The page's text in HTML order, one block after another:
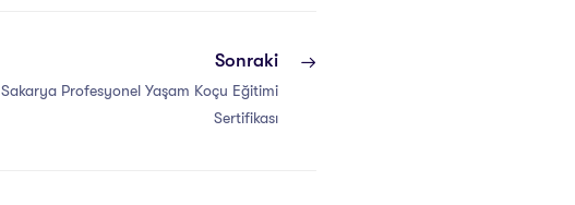
Sonraki
Sakarya Profesyonel Yaşam Koçu Eğitimi
Sertifikası